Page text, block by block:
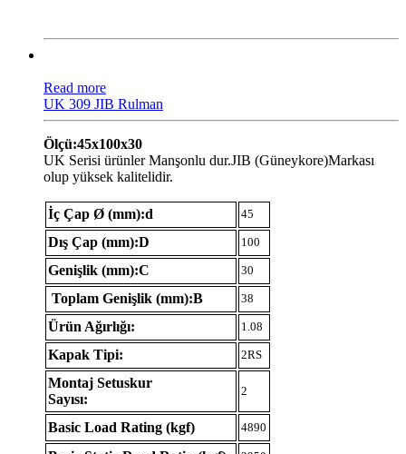
Read more
UK 309 JIB Rulman
Ölçü:45x100x30
UK Serisi ürünler Manşonlu dur.JIB (Güneykore)Markası
olup yüksek kalitelidir.
İç Çap Ø (mm):d 45
Dış Çap (mm):D 100
Genişlik (mm):C 30
Toplam Genişlik (mm):B 38
Ürün Ağırlığı: 1.08
Kapak Tipi: 2RS
Montaj Setuskur
Sayısı:
2
Basic Load Rating (kgf) 4890